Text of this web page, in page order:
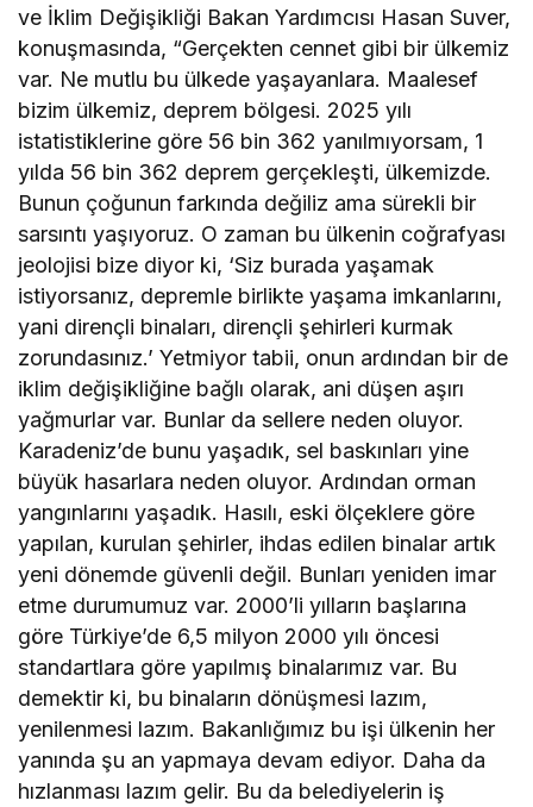
ve İklim Değişikliği Bakan Yardımcısı Hasan Suver,
konuşmasında, “Gerçekten cennet gibi bir ülkemiz
var. Ne mutlu bu ülkede yaşayanlara. Maalesef
bizim ülkemiz, deprem bölgesi. 2025 yılı
istatistiklerine göre 56 bin 362 yanılmıyorsam, 1
yılda 56 bin 362 deprem gerçekleşti, ülkemizde.
Bunun çoğunun farkında değiliz ama sürekli bir
sarsıntı yaşıyoruz. O zaman bu ülkenin coğrafyası
jeolojisi bize diyor ki, ‘Siz burada yaşamak
istiyorsanız, depremle birlikte yaşama imkanlarını,
yani dirençli binaları, dirençli şehirleri kurmak
zorundasınız.’ Yetmiyor tabii, onun ardından bir de
iklim değişikliğine bağlı olarak, ani düşen aşırı
yağmurlar var. Bunlar da sellere neden oluyor.
Karadeniz’de bunu yaşadık, sel baskınları yine
büyük hasarlara neden oluyor. Ardından orman
yangınlarını yaşadık. Hasılı, eski ölçeklere göre
yapılan, kurulan şehirler, ihdas edilen binalar artık
yeni dönemde güvenli değil. Bunları yeniden imar
etme durumumuz var. 2000’li yılların başlarına
göre Türkiye’de 6,5 milyon 2000 yılı öncesi
standartlara göre yapılmış binalarımız var. Bu
demektir ki, bu binaların dönüşmesi lazım,
yenilenmesi lazım. Bakanlığımız bu işi ülkenin her
yanında şu an yapmaya devam ediyor. Daha da
hızlanması lazım gelir. Bu da belediyelerin iş